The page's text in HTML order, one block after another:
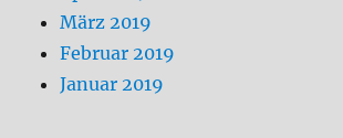
März 2019
Februar 2019
Januar 2019